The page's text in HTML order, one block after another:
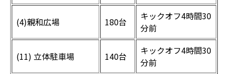
(4)親和広場 180台
キックオフ4時間30
分前
(11) 立体駐車場 140台
キックオフ4時間30
分前